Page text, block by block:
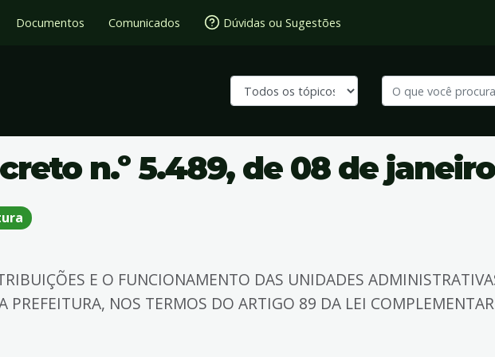
Documentos Comunicados Dúvidas ou Sugestões
n.º 5.489, de 08 de janeiro
E O FUNCIONAMENTO DAS UNIDADES
PREFEITURA, NOS TERMOS DO ARTIGO 89 DA LEI